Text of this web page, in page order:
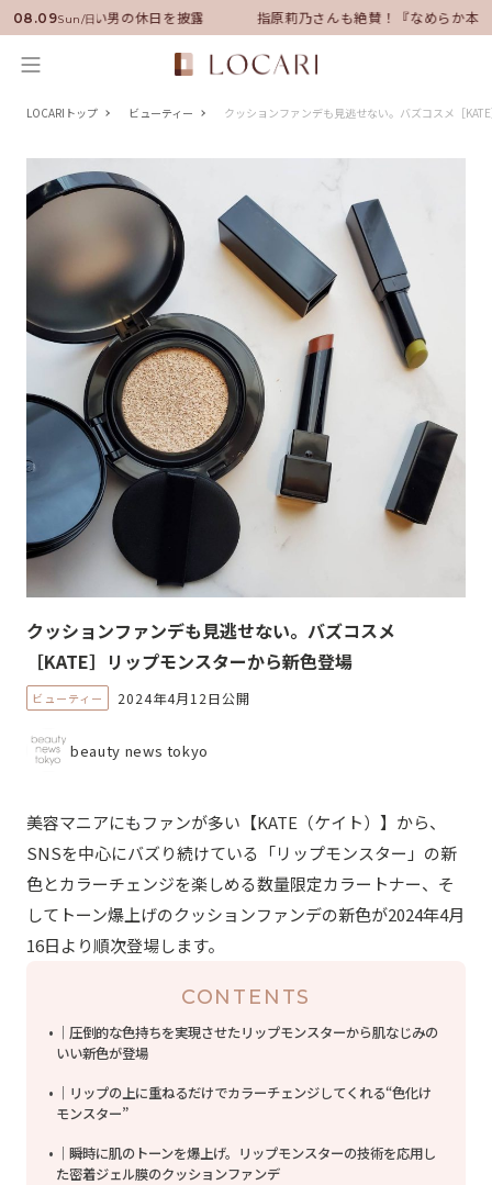
08.09Sun/日
に就任！いい男の休日を披露 指原莉乃さんも絶賛！『なめらか本
LOCARIトップ ビューティー クッションファンデも見逃せない。バズコスメ［
クッションファンデも見逃せない。バズコスメ
［KATE］リップモンスターから新色登場
ビューティー 2024年4月12日公開
beauty news tokyo
美容マニアにもファンが多い【KATE（ケイト）】から、
SNSを中心にバズり続けている「リップモンスター」の新
色とカラーチェンジを楽しめる数量限定カラートナー、そ
してトーン爆上げのクッションファンデの新色が2024年4月
16日より順次登場します。
CONTENTS
｜圧倒的な色持ちを実現させたリップモンスターから肌なじみの
いい新色が登場
｜リップの上に重ねるだけでカラーチェンジしてくれる“色化け
モンスター”
｜瞬時に肌のトーンを爆上げ。リップモンスターの技術を応用し
た密着ジェル膜のクッションファンデ